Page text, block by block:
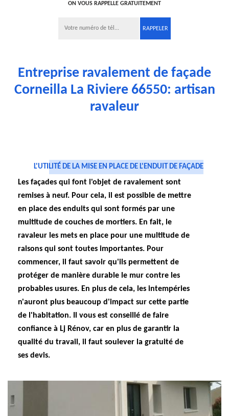
ON VOUS RAPPELLE GRATUITEMENT
Entreprise ravalement de façade
Corneilla La Riviere 66550: artisan
ravaleur
L'UTILITÉ DE LA MISE EN PLACE DE L'ENDUIT DE FAÇADE
Les façades qui font l'objet de ravalement sont
remises à neuf. Pour cela, il est possible de mettre
en place des enduits qui sont formés par une
multitude de couches de mortiers. En fait, le
ravaleur les mets en place pour une multitude de
raisons qui sont toutes importantes. Pour
commencer, il faut savoir qu'ils permettent de
protéger de manière durable le mur contre les
probables usures. En plus de cela, les intempéries
n'auront plus beaucoup d'impact sur cette partie
de l'habitation. Il vous est conseillé de faire
confiance à Lj Rénov, car en plus de garantir la
qualité du travail, il faut soulever la gratuité de
ses devis.